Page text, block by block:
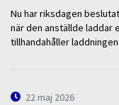
Nu har riksdagen
när den anställde laddar
tillhandahåller
22 maj 2026